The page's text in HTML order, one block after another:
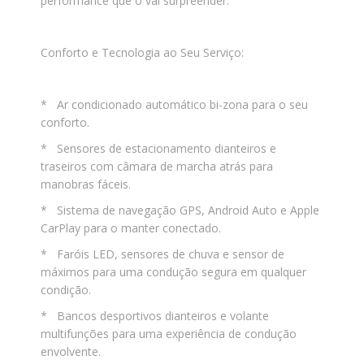
Conforto e Tecnologia ao Seu Serviço:
* Ar condicionado automático bi-zona para o seu
conforto.
* Sensores de estacionamento dianteiros e
traseiros com câmara de marcha atrás para
manobras fáceis.
* Sistema de navegação GPS, Android Auto e Apple
CarPlay para o manter conectado.
* Faróis LED, sensores de chuva e sensor de
máximos para uma condução segura em qualquer
condição.
* Bancos desportivos dianteiros e volante
multifunções para uma experiência de condução
envolvente.